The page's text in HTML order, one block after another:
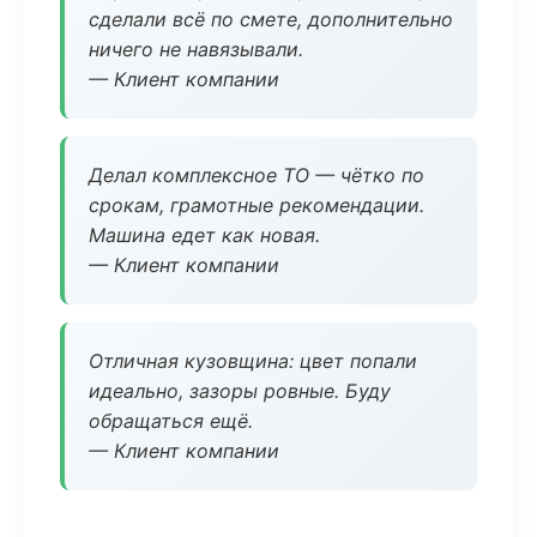
сделали всё по смете, дополнительно
ничего не навязывали.
— Клиент компании
Делал комплексное ТО — чётко по
срокам, грамотные рекомендации.
Машина едет как новая.
— Клиент компании
Отличная кузовщина: цвет попали
идеально, зазоры ровные. Буду
обращаться ещё.
— Клиент компании